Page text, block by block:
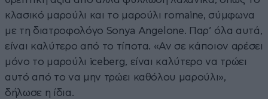
κλασικό μαρούλι και το μαρούλι romaine, σύμφωνα
με τη διατροφολόγο Sonya Angelone. Παρ’ όλα αυτά,
είναι καλύτερο από το τίποτα. «Αν σε κάποιον αρέσει
μόνο το μαρούλι iceberg, είναι καλύτερο να τρώει
αυτό από το να μην τρώει καθόλου μαρούλι»,
δήλωσε η ίδια.